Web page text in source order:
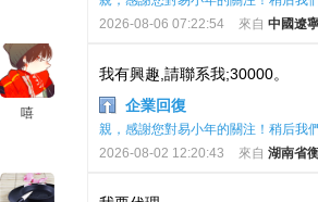
2026-08-06 07:22:54
來自 中國遼
嘻
我有興趣,請聯系我;30000。
企業回復
親，感謝您對易小年的關注！稍后我
2026-08-02 12:20:43
來自 湖南省